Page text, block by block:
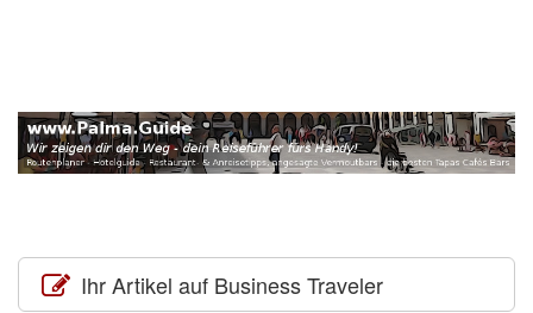
Ihr Artikel auf Business Traveler